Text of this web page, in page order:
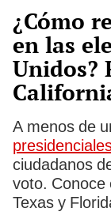
¿Cómo
en las
Unidos?
A menos de
ciudadanos
voto. Conoce
Texas y